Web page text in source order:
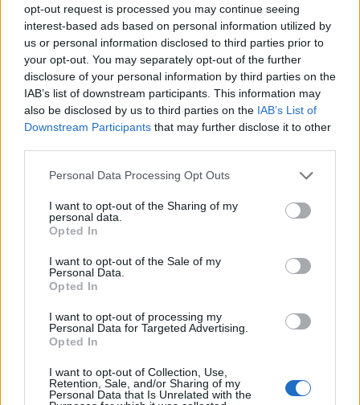
opt-out request is processed you may continue seeing
interest-based ads based on personal information utilized by
us or personal information disclosed to third parties prior to
your opt-out. You may separately opt-out of the further
disclosure of your personal information by third parties on the
IAB’s list of downstream participants. This information may
also be disclosed by us to third parties on the IAB’s List of
Downstream Participants that may further disclose it to other
Personal Data Processing Opt Outs
I want to opt-out of the Sharing of my
personal data.
Opted In
I want to opt-out of the Sale of my
Personal Data.
Opted In
I want to opt-out of processing my
Personal Data for Targeted Advertising.
Opted In
I want to opt-out of Collection, Use,
Retention, Sale, and/or Sharing of my
Personal Data that Is Unrelated with the
hitelminősítését a Fitch Ratings. A besoroláshoz
tartozó kilátás stabil. A forint nem reagált
döntésre, a már délután elért egyhavi csúcson
ragadt az euróval szemben 309,8 körül. Ennek oka
az, hogy a döntés megfelelt a piaci
várakozásoknak, igaz a stabil kilátás esetleges
javítása nem volt kizárható ma.
A Fitch egy éve a három nagy nemzetközi hitelminősítő
devizaalapú államadósságot és így a befektetésre ajánlott
kategóriába emelte. Azóta ez a másik két intézménynél is
fontosabb részei: Az intézmény szerint a ma változatlanul
hagyott "BBB-" besorolás...
KEDVES OLVASÓNK!
A keresett cikk a portfolio.hu hírarchívumához
tartozik, melynek olvasása előfizetéses